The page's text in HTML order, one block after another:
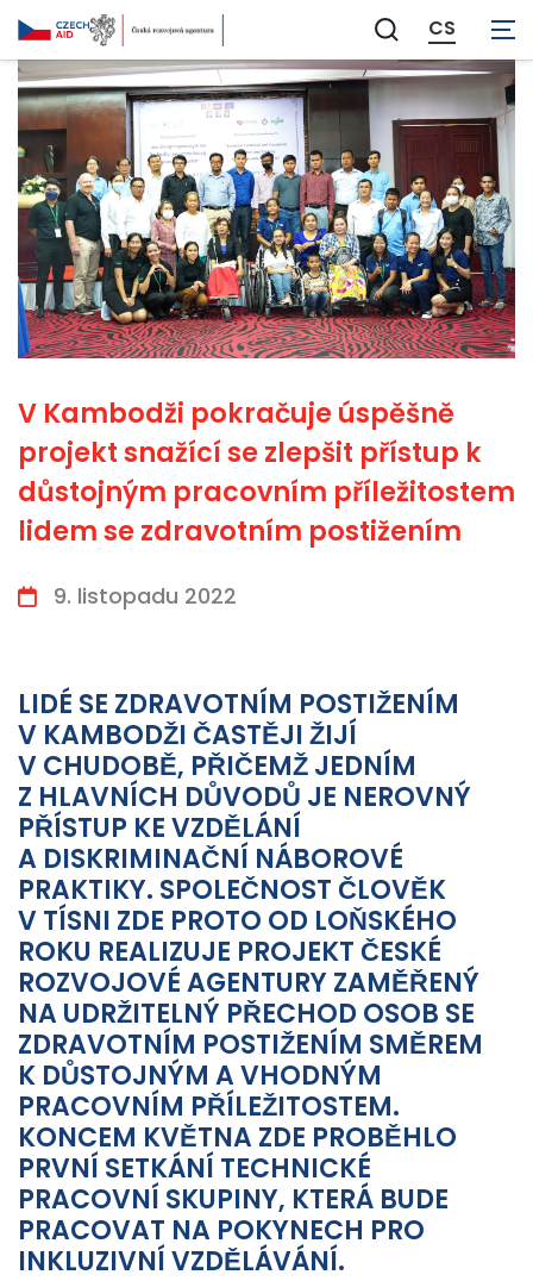
Zobrazit
vyhledávání
CS
V Kambodži pokračuje úspěšně
projekt snažící se zlepšit přístup k
důstojným pracovním příležitostem
lidem se zdravotním postižením
9. listopadu 2022
LIDÉ SE ZDRAVOTNÍM POSTIŽENÍM
V KAMBODŽI ČASTĚJI ŽIJÍ
V CHUDOBĚ, PŘIČEMŽ JEDNÍM
Z HLAVNÍCH DŮVODŮ JE NEROVNÝ
PŘÍSTUP KE VZDĚLÁNÍ
A DISKRIMINAČNÍ NÁBOROVÉ
PRAKTIKY. SPOLEČNOST ČLOVĚK
V TÍSNI ZDE PROTO OD LOŇSKÉHO
ROKU REALIZUJE PROJEKT ČESKÉ
ROZVOJOVÉ AGENTURY ZAMĚŘENÝ
NA UDRŽITELNÝ PŘECHOD OSOB SE
ZDRAVOTNÍM POSTIŽENÍM SMĚREM
K DŮSTOJNÝM A VHODNÝM
PRACOVNÍM PŘÍLEŽITOSTEM.
KONCEM KVĚTNA ZDE PROBĚHLO
PRVNÍ SETKÁNÍ TECHNICKÉ
PRACOVNÍ SKUPINY, KTERÁ BUDE
PRACOVAT NA POKYNECH PRO
INKLUZIVNÍ VZDĚLÁVÁNÍ.